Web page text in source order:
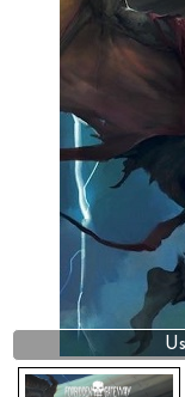
Accessori
Giocattoli e
Offerte del